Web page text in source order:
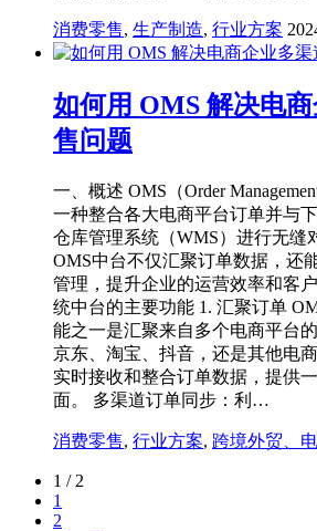
消费零售, 生产制造, 行业方案
如何用 OMS 解决电
售问题
一、概述 OMS（Order
一种整合各大电商平台订单并与
仓库管理系统（WMS）进行无缝
OMS中台不仅汇聚订单数据，还
管理，提升企业的运营效率和客
统中台的主要功能 1. 汇聚订单
能之一是汇聚来自多个电商平台
京东、淘宝、抖音，还是其他电
实时接收和整合订单数据，提供
面。 多渠道订单同步：利…
消费零售, 行业方案, 跨境外贸、
1 / 2
1
2